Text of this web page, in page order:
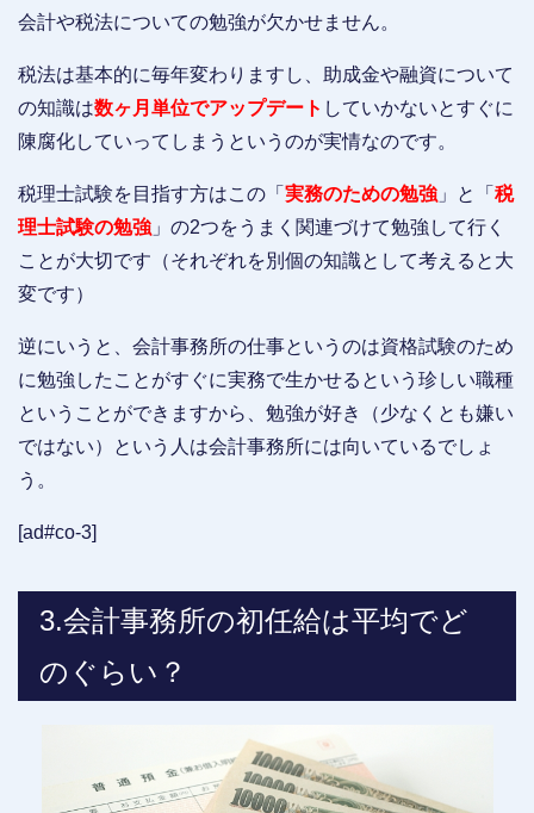
会計や税法についての勉強が欠かせません。
税法は基本的に毎年変わりますし、助成金や融資について
の知識は数ヶ月単位でアップデート していかないとすぐに
陳腐化していってしまうというのが実情なのです。
税理士試験を目指す方はこの「 実務のための勉強 」と「 税
理士試験の勉強 」の2つをうまく関連づけて勉強して行く
ことが大切です（それぞれを別個の知識として考えると大
変です）
逆にいうと、会計事務所の仕事というのは資格試験のため
に勉強したことがすぐに実務で生かせるという珍しい職種
ということができますから、勉強が好き（少なくとも嫌い
ではない）という人は会計事務所には向いているでしょ
う。
[ad#co-3]
3.会計事務所の初任給は平均でど
のぐらい？